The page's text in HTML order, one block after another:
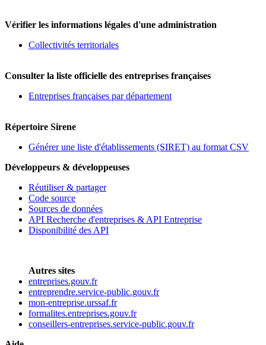
Vérifier les informations légales d'une administration
Collectivités territoriales
Consulter la liste officielle des entreprises françaises
Entreprises françaises par département
Répertoire Sirene
Générer une liste d'établissements (SIRET) au format CSV
Développeurs & développeuses
Réutiliser & partager
Code source
Sources de données
API Recherche d'entreprises & API Entreprise
Disponibilité des API
Autres sites
entreprises.gouv.fr
entreprendre.service-public.gouv.fr
mon-entreprise.urssaf.fr
formalites.entreprises.gouv.fr
conseillers-entreprises.service-public.gouv.fr